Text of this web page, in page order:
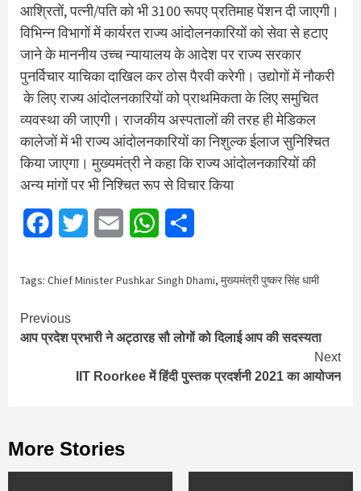
आश्रितों, पत्नी/पति को भी 3100 रूपए प्रतिमाह पेंशन दी जाएगी।
विभिन्न विभागों में कार्यरत राज्य आंदोलनकारियों को सेवा से हटाए
जाने के माननीय उच्च न्यायालय के आदेश पर राज्य सरकार
पुनर्विचार याचिका दाखिल कर ठोस पैरवी करेगी। उद्योगों में नौकरी
के लिए राज्य आंदोलनकारियों को प्राथमिकता के लिए समुचित
व्यवस्था की जाएगी। राजकीय अस्पतालों की तरह ही मेडिकल
कालेजों में भी राज्य आंदोलनकारियों का निशुल्क ईलाज सुनिश्चित
किया जाएगा। मुख्यमंत्री ने कहा कि राज्य आंदोलनकारियों की
अन्य मांगों पर भी निश्चित रूप से विचार किया
FacebookTwitter Email WhatsApp
Tags: Chief Minister Pushkar Singh Dhami, मुख्यमंत्री पुष्कर सिंह धामी
Continue
Reading
Previous
आप प्रदेश प्रभारी ने अट्ठारह सौ लोगों को दिलाई आप की सदस्यता
Next
IIT Roorkee में हिंदी पुस्तक प्रदर्शनी 2021 का आयोजन
More Stories